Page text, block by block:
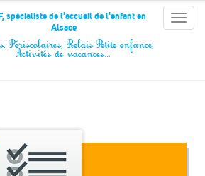
Toggle
spécialiste de l'accueil de l'enfant en
Alsace
Périscolaires, Relais Petite enfance,
Activités de vacances…